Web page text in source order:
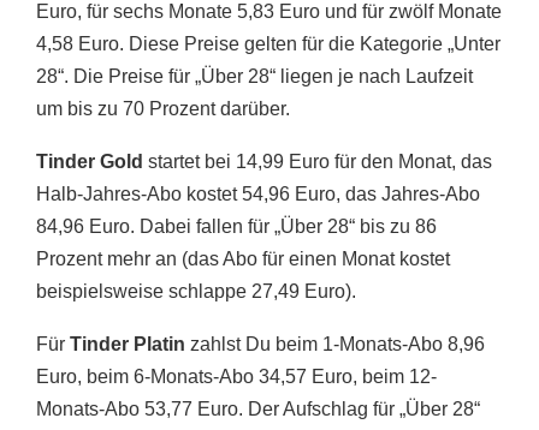
Euro, für sechs Monate 5,83 Euro und für zwölf Monate
4,58 Euro. Diese Preise gelten für die Kategorie „Unter
28“. Die Preise für „Über 28“ liegen je nach Laufzeit
um bis zu 70 Prozent darüber.
Tinder Gold startet bei 14,99 Euro für den Monat, das
Halb-Jahres-Abo kostet 54,96 Euro, das Jahres-Abo
84,96 Euro. Dabei fallen für „Über 28“ bis zu 86
Prozent mehr an (das Abo für einen Monat kostet
beispielsweise schlappe 27,49 Euro).
Für Tinder Platin zahlst Du beim 1-Monats-Abo 8,96
Euro, beim 6-Monats-Abo 34,57 Euro, beim 12-
Monats-Abo 53,77 Euro. Der Aufschlag für „Über 28“